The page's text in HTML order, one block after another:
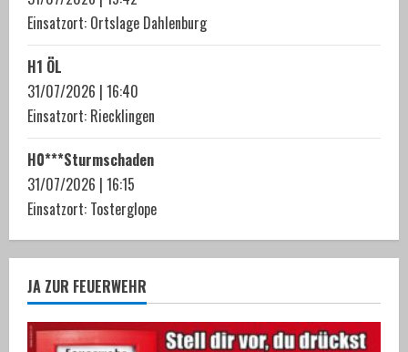
Einsatzort: Ortslage Dahlenburg
H1 ÖL
31/07/2026 | 16:40
Einsatzort: Riecklingen
H0***Sturmschaden
31/07/2026 | 16:15
Einsatzort: Tosterglope
JA ZUR FEUERWEHR